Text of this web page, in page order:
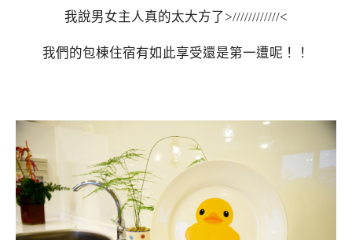
我說男女主人真的太大方了>////////////<
我們的包棟住宿有如此享受還是第一遭呢！！